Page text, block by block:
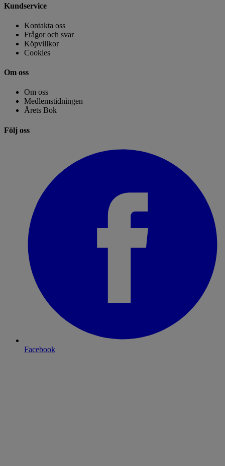
Kundservice
Kontakta oss
Frågor och svar
Köpvillkor
Cookies
Om oss
Om oss
Medlemstidningen
Årets Bok
Följ oss
Facebook